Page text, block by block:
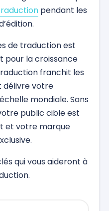
pendant les
de traduction est
la croissance
franchit les
délivre votre
mondiale. Sans
public cible est
et votre marque
qui vous aideront à